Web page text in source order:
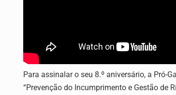
Para assinalar o seu 8.º aniversário, a Pró-
“Prevenção do Incumprimento e Gestão de